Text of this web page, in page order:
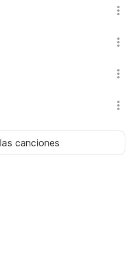
canciones